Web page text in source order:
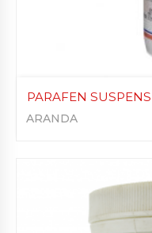
PARAFEN
ARANDA